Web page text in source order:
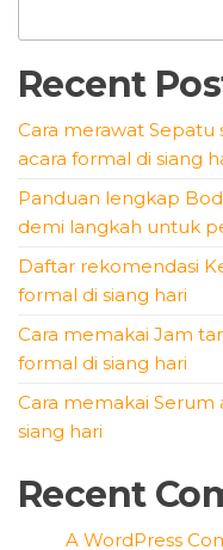
Recent
Cara merawat
acara formal di siang
Panduan lengkap
demi langkah untuk
Daftar rekomendasi
formal di siang hari
Cara memakai Jam
formal di siang hari
Cara memakai
siang hari
Recent
A WordPress